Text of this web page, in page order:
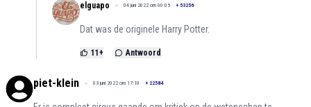
elguapo 04 juni 2022 om 00:05 + 53256
Dat was de originele Harry Potter.
11 + Antwoord
piet-klein 03 juni 2022 om 17:10 + 22584